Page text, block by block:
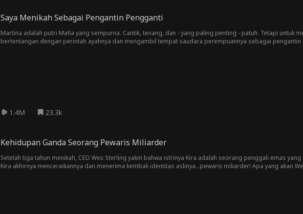
Saya Menikah Sebagai Pengantin Pengganti
Martina adalah putri Mafia yang sempurna. Cantik, tenang, dan - yang paling penting - patuh. Tetapi untuk
bertentangan dengan perintah ayahnya dan mengambil tempat saudara perempuannya sebagai
1.4M 23.3k
Kehidupan Ganda Seorang Pewaris Miliarder
Setelah tiga tahun menikah, CEO Wes Sterling yakin bahwa istrinya Kira adalah seorang penggali emas
Kira akhirnya menceraikannya dan menerima kembali identitas aslinya...pewaris miliarder! Apa yang akan